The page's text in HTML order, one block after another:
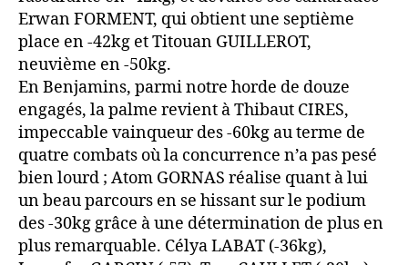
Erwan FORMENT, qui obtient une septième
place en -42kg et Titouan GUILLEROT,
neuvième en -50kg.
En Benjamins, parmi notre horde de douze
engagés, la palme revient à Thibaut CIRES,
impeccable vainqueur des -60kg au terme de
quatre combats où la concurrence n’a pas pesé
bien lourd ; Atom GORNAS réalise quant à lui
un beau parcours en se hissant sur le podium
des -30kg grâce à une détermination de plus en
plus remarquable. Célya LABAT (-36kg),